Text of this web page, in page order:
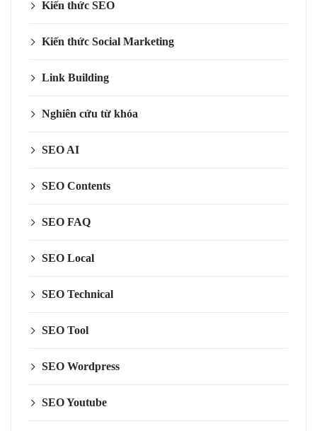
Kiến thức SEO
Kiến thức Social Marketing
Link Building
Nghiên cứu từ khóa
SEO AI
SEO Contents
SEO FAQ
SEO Local
SEO Technical
SEO Tool
SEO Wordpress
SEO Youtube